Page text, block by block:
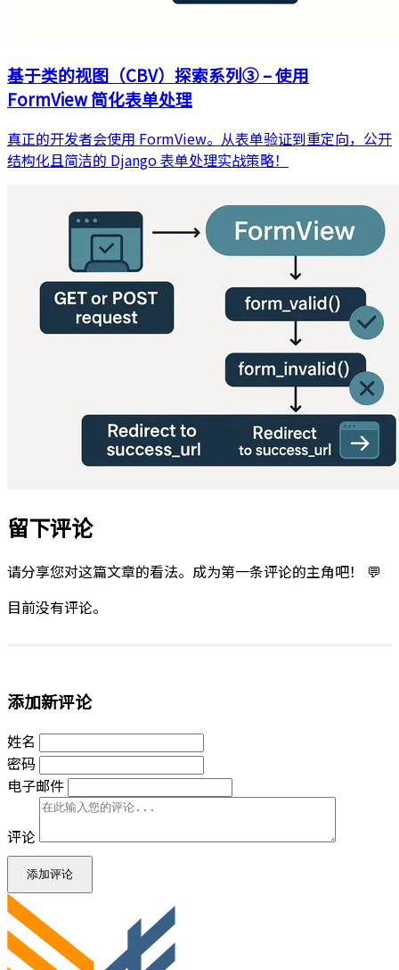
基于类的视图（CBV）探索系列③ – 使用
FormView 简化表单处理
真正的开发者会使用 FormView。从表单验证到重定向，公开
结构化且简洁的 Django 表单处理实战策略！
留下评论
请分享您对这篇文章的看法。成为第一条评论的主角吧！ 💬
目前没有评论。
添加新评论
姓名
密码
电子邮件
评论
添加评论